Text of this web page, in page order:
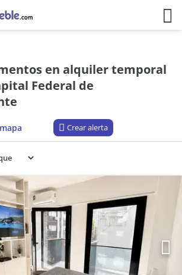
en alquiler temporal
Federal de
Crear alerta